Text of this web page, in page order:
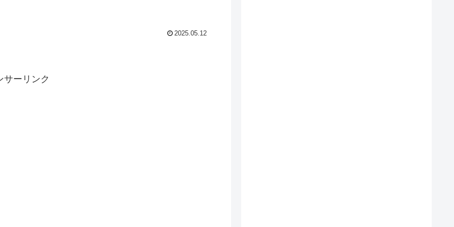
2025.05.12
サーリンク